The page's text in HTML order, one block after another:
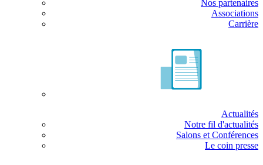
Nos partenaires
Associations
Carrière
Actualités
Notre fil d'actualités
Salons et Conférences
Le coin presse